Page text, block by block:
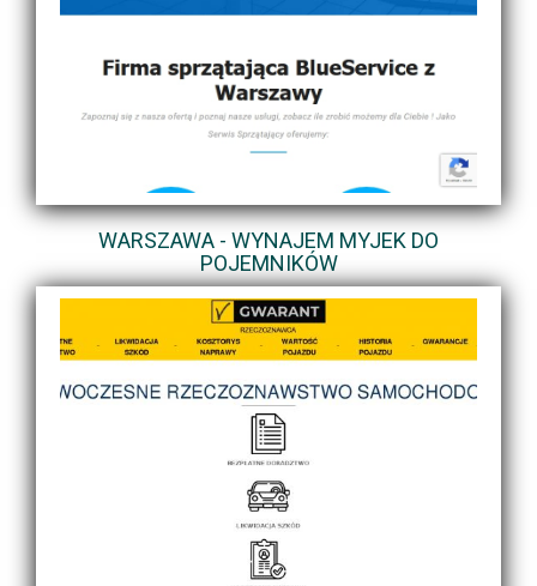
WARSZAWA - WYNAJEM MYJEK DO
POJEMNIKÓW